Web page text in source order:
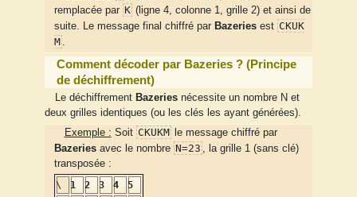
remplacée par K (ligne 4, colonne 1, grille 2) et ainsi de
suite. Le message final chiffré par Bazeries est CKUK
M
Comment décoder par Bazeries ? (Principe
de déchiffrement)
Le déchiffrement Bazeriesnécessite un nombre N et
deux grilles identiques (ou les clés les ayant générées).
Exemple : Soit CKUKMle message chiffré par
Bazeries avec le nombre N=23
, la grille 1 (sans clé)
transposée :
\
1 2 3 4
5